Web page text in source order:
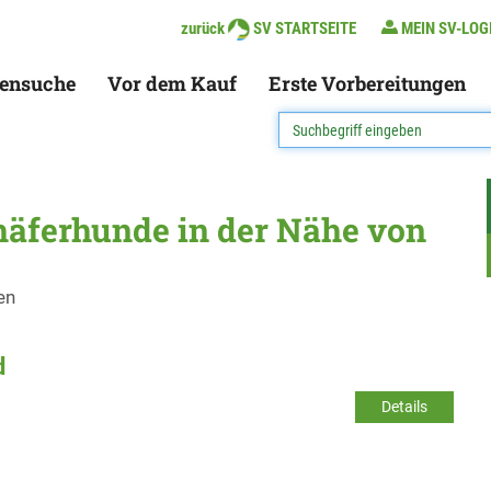
zurück SV STARTSEITE MEIN SV-
Vor dem Kauf Erste Vorbereitungen
in der Nähe von
Details